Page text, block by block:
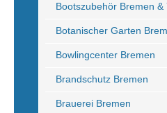
Bootszubehör Bremen
Botanischer Garten
Bowlingcenter Bremen
Brandschutz Bremen
Brauerei Bremen